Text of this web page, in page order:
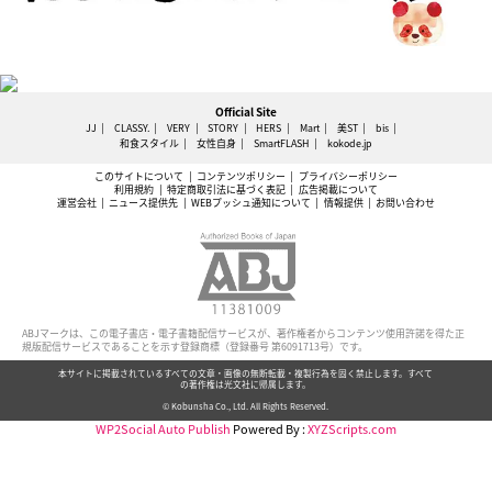
Official Site
JJ CLASSY. VERY STORY HERS Mart 美ST
bis
和食スタイル
女性自身 SmartFLASH kokode.jp
このサイトについて コンテンツポリシー
プライバシーポリシー
利用規約
特定商取引法に基づく表記
広告掲載について
運営会社
ニュース提供先 WEBプッシュ通知について 情報提供 お問い合わせ
ABJマークは、この電子書店・電子書籍配信サービスが、著作権者からコンテンツ使用許諾を得た正
規版配信サービスであることを示す登録商標（登録番号 第6091713号）です。
本サイトに掲載されているすべての文章・画像の無断転載・複製行為を固く禁止します。すべて
の著作権は光文社に帰属します。
© Kobunsha Co., Ltd. All Rights Reserved.
WP2Social Auto Publish Powered By :XYZScripts.com